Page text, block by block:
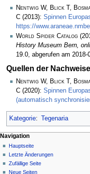
Nentwig W, Blick T,
C (2013): Spinnen
https://
World Spider Catalog
History Museum Bern,
19.0, abgerufen am 2018-
Quellen der Nachweise
Nentwig W, Blick T,
C (2020): Spinnen
(automatisch
Kategorie: Tegenaria
Navigation
Hauptseite
Letzte Änderungen
Zufällige Seite
Neue Seiten